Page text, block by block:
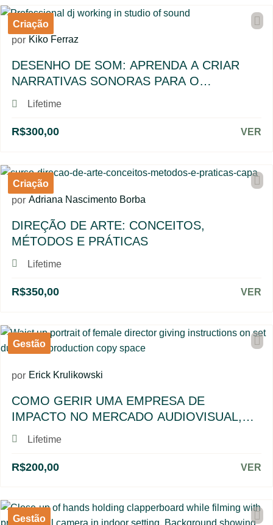
Criação
por Kiko Ferraz
DESENHO DE SOM: APRENDA A CRIAR
NARRATIVAS SONORAS PARA O
AUDIOVISUAL
Lifetime
R$300,00 VER
Criação
por Adriana Nascimento Borba
DIREÇÃO DE ARTE: CONCEITOS,
MÉTODOS E PRÁTICAS
Lifetime
R$350,00 VER
Gestão
por Erick Krulikowski
COMO GERIR UMA EMPRESA DE
IMPACTO NO MERCADO AUDIOVISUAL,
COM ERICK KRULIKOWSKI
Lifetime
R$200,00 VER
Gestão